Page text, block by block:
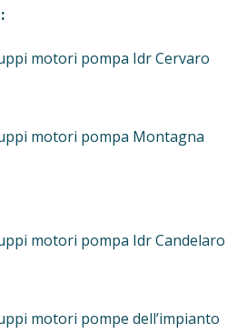
motori pompa Idr Cervaro
motori pompa Montagna
motori pompa Idr Candelaro
motori pompe dell’impianto